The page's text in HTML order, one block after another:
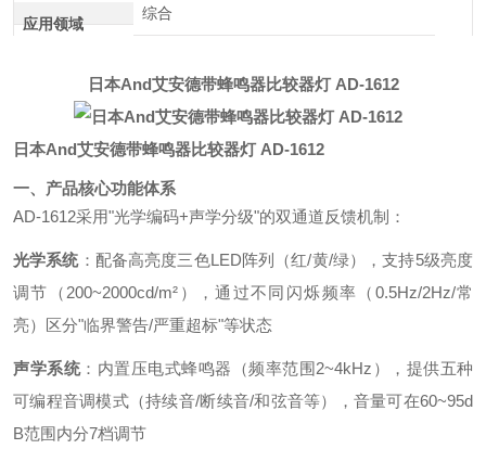
应用领域
综合
日本And艾安德带蜂鸣器比较器灯 AD-1612
日本And艾安德带蜂鸣器比较器灯 AD-1612
一、产品核心功能体系
AD-1612采用"光学编码+声学分级"的双通道反馈机制：
光学系统：配备高亮度三色LED阵列（红/黄/绿），支持5级亮度
调节（200~2000cd/m²），通过不同闪烁频率（0.5Hz/2Hz/常
亮）区分"临界警告/严重超标"等状态
声学系统：内置压电式蜂鸣器（频率范围2~4kHz），提供五种
可编程音调模式（持续音/断续音/和弦音等），音量可在60~95d
B范围内分7档调节